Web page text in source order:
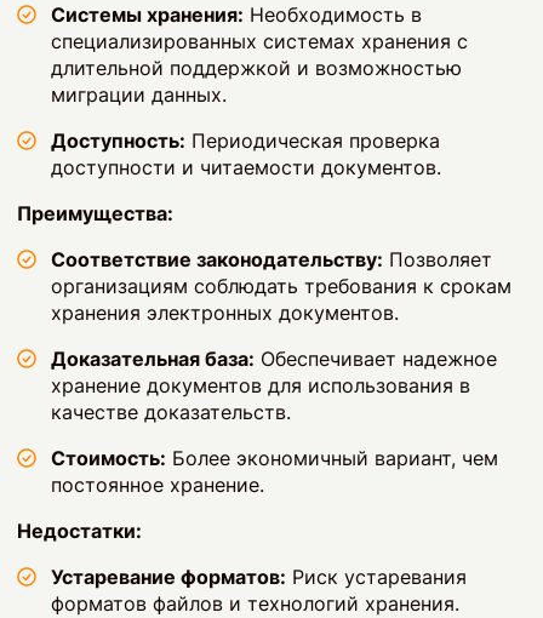
Системы хранения: Необходимость в
специализированных системах хранения с
длительной поддержкой и возможностью
миграции данных.
Доступность: Периодическая проверка
доступности и читаемости документов.
Преимущества:
Соответствие законодательству: Позволяет
организациям соблюдать требования к срокам
хранения электронных документов.
Доказательная база: Обеспечивает надежное
хранение документов для использования в
качестве доказательств.
Стоимость: Более экономичный вариант, чем
постоянное хранение.
Недостатки:
Устаревание форматов: Риск устаревания
форматов файлов и технологий хранения.